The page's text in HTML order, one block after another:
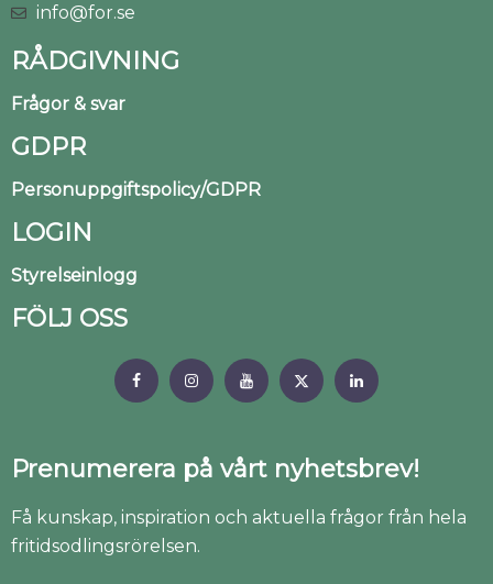
info@for.se
RÅDGIVNING
Frågor & svar
GDPR
Personuppgiftspolicy/GDPR
LOGIN
Styrelseinlogg
FÖLJ OSS
Prenumerera på vårt nyhetsbrev!
Få kunskap, inspiration och aktuella frågor från hela
fritidsodlingsrörelsen.